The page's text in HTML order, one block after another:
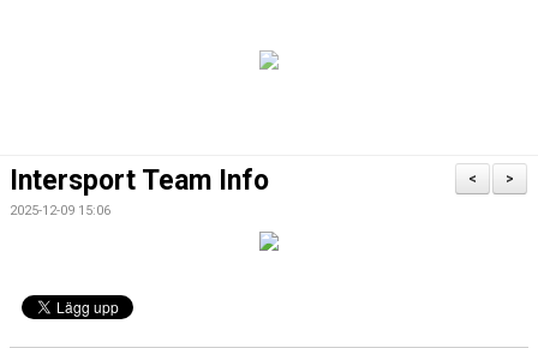
EVENEMANG
KIOSK OCH BOLLSERVICE
>
<
Intersport Team Info
2025-12-09 15:06